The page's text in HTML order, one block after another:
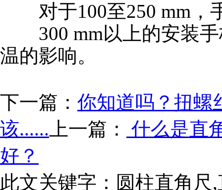
对于100至250 mm，
300 mm以上的安装手
温的影响。
下一篇： 你知道吗？扭螺
该...... 上一篇：
什么是直
好？
此文关键字： 圆柱直角尺